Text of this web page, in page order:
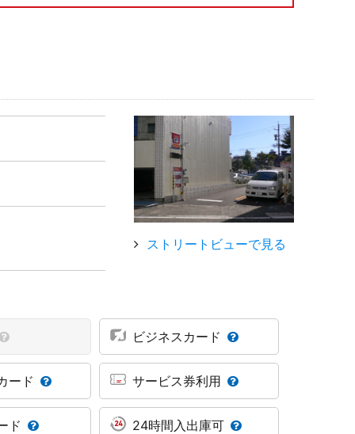
ストリートビューで見る
ビジネスカード
ード サービス券利用
ド 24時間入出庫可